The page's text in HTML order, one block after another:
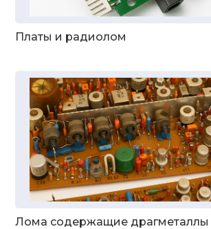
Платы и радиолом
Лома содержащие драгметаллы